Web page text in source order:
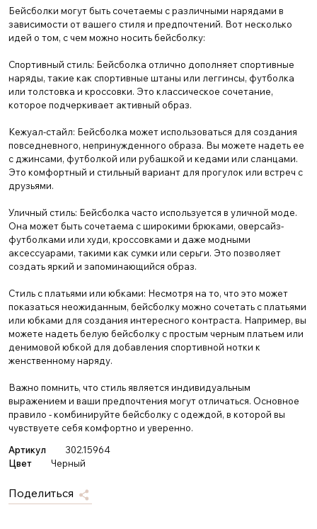
Бейсболки могут быть сочетаемы с различными нарядами в
зависимости от вашего стиля и предпочтений. Вот несколько
идей о том, с чем можно носить бейсболку:
Спортивный стиль: Бейсболка отлично дополняет спортивные
наряды, такие как спортивные штаны или леггинсы, футболка
или толстовка и кроссовки. Это классическое сочетание,
которое подчеркивает активный образ.
Кежуал-стайл: Бейсболка может использоваться для создания
повседневного, непринужденного образа. Вы можете надеть ее
с джинсами, футболкой или рубашкой и кедами или сланцами.
Это комфортный и стильный вариант для прогулок или встреч с
друзьями.
Уличный стиль: Бейсболка часто используется в уличной моде.
Она может быть сочетаема с широкими брюками, оверсайз-
футболками или худи, кроссовками и даже модными
аксессуарами, такими как сумки или серьги. Это позволяет
создать яркий и запоминающийся образ.
Стиль с платьями или юбками: Несмотря на то, что это может
показаться неожиданным, бейсболку можно сочетать с платьями
или юбками для создания интересного контраста. Например, вы
можете надеть белую бейсболку с простым черным платьем или
денимовой юбкой для добавления спортивной нотки к
женственному наряду.
Важно помнить, что стиль является индивидуальным
выражением и ваши предпочтения могут отличаться. Основное
правило - комбинируйте бейсболку с одеждой, в которой вы
чувствуете себя комфортно и уверенно.
Артикул
302.15964
Цвет
Черный
Поделиться